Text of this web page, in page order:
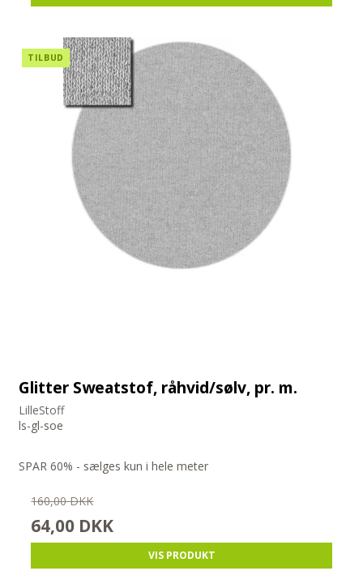
TILBUD
Glitter Sweatstof, råhvid/sølv, pr. m.
LilleStoff
ls-gl-soe
SPAR 60% - sælges kun i hele meter
160,00 DKK
64,00 DKK
VIS PRODUKT